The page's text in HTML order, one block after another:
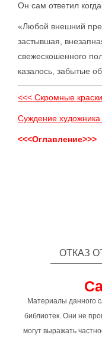
Он сам ответил
«Любой внешний
застывшая,
свежескошенного
казалось, забытые
<<< Скромные
Суждение
<<<Оглавление>>>
ОТКАЗ
Материалы данного
библиотек. Они не
могут выражать